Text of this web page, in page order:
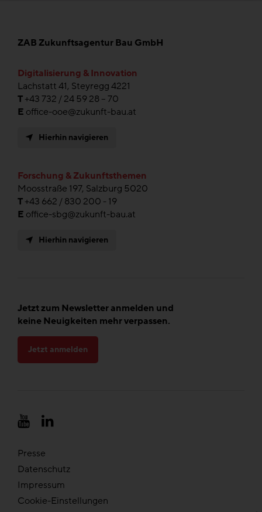
ZAB Zukunftsagentur Bau GmbH
Digitalisierung & Innovation
Lachstatt 41, Steyregg 4221
T+43 732 / 24 59 28 – 70
E office-ooe@zukunft-bau.at
Hierhin navigieren
Forschung & Zukunftsthemen
Moosstraße 197, Salzburg 5020
T+43 662 / 830 200 - 19
E office-sbg@zukunft-bau.at
Hierhin navigieren
Jetzt zum Newsletter anmelden und
keine Neuigkeiten mehr verpassen.
Jetzt anmelden
Presse
Datenschutz
Impressum
Cookie-Einstellungen